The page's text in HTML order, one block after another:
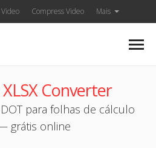
Compress Video Mais
Converter
para folhas de cálculo
grátis online